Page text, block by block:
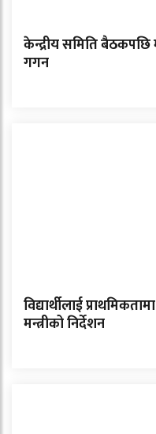
केन्द्रीय समिति बैठकपछि
गगन
विद्यार्थीलाई
मन्त्रीको निर्देशन